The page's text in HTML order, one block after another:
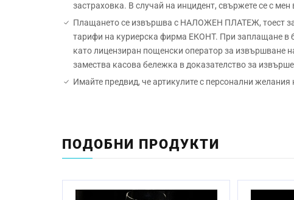
застраховка. В случай на инцидент, свържете се с
Плащането се извършва с НАЛОЖЕН ПЛАТЕЖ, тоест
тарифи на куриерска фирма ЕКОНТ. При заплащане в
като лицензиран пощенски оператор за извършване
замества касова бележка в доказателство за
Имайте предвид, че артикулите с персонални
Начин на гравиране:
Размер:
Миене в съдомиялна машина: Да
ПОДОБНИ ПРОДУКТИ